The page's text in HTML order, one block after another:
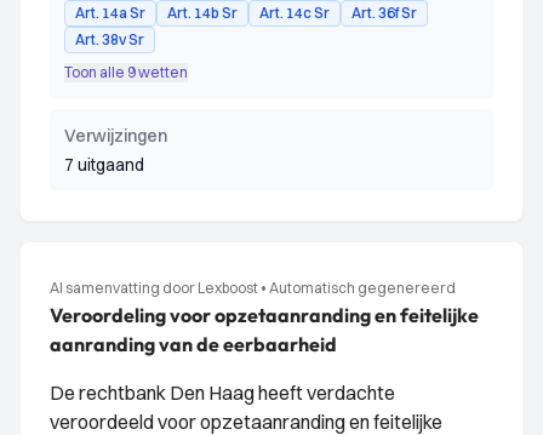
Art. 14a Sr
Art. 14b Sr Art. 14c Sr
Art. 36f Sr
Art. 38v Sr
Toon alle 9 wetten
Verwijzingen
7 uitgaand
AI samenvatting door Lexboost • Automatisch gegenereerd
Veroordeling voor opzetaanranding en feitelijke
aanranding van de eerbaarheid
De rechtbank Den Haag heeft verdachte
veroordeeld voor opzetaanranding en feitelijke